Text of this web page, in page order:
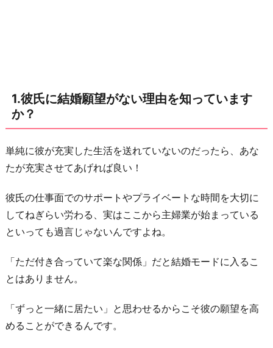
ま
す
か？
2.
周
が
ウ
ェ
グ
モ
1.彼氏に結婚願望がない理由を知っています
か？
単純に彼が充実した生活を送れていないのだったら、あな
たが充実させてあげれば良い！
彼氏の仕事面でのサポートやプライベートな時間を大切に
してねぎらい労わる、実はここから主婦業が始まっている
といっても過言じゃないんですよね。
「ただ付き合っていて楽な関係」だと結婚モードに入るこ
とはありません。
「ずっと一緒に居たい」と思わせるからこそ彼の願望を高
めることができるんです。